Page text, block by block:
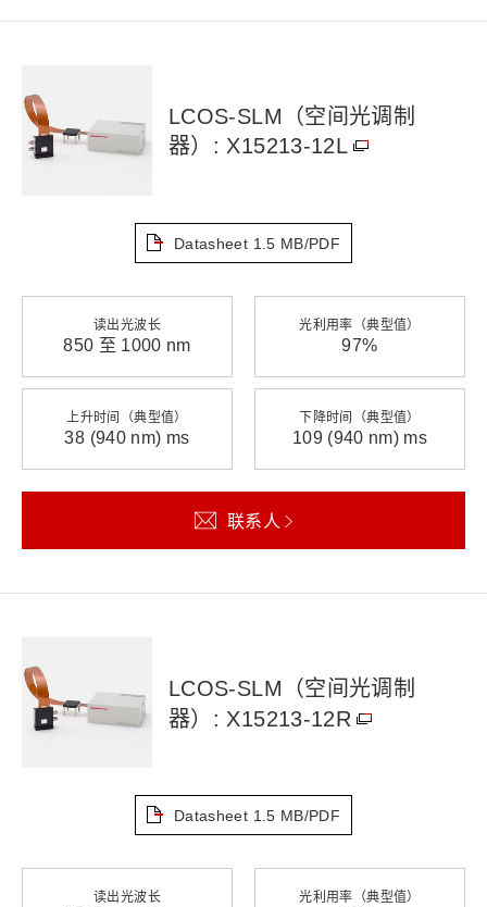
LCOS-SLM（空间光调制
器）: X15213-12L
Datasheet 1.5 MB/PDF
读出光波长
850 至 1000 nm
光利用率（典型值）
97%
上升时间（典型值）
38 (940 nm) ms
下降时间（典型值）
109 (940 nm) ms
联系人
LCOS-SLM（空间光调制
器）: X15213-12R
Datasheet 1.5 MB/PDF
读出光波长 光利用率（典型值）